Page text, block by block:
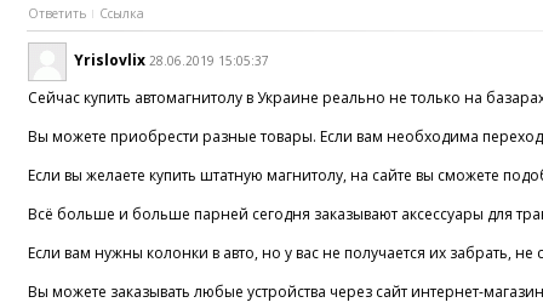
Ответить Ссылка
Yrislovlix 28.06.2019 15:05:37
Сейчас купить автомагнитолу в Украине реально не только на
Вы можете приобрести разные товары. Если вам необходима
Если вы желаете купить штатную магнитолу, на сайте вы сможете
Всё больше и больше парней сегодня заказывают аксессуары для
Если вам нужны колонки в авто, но у вас не получается их забрать,
Вы можете заказывать любые устройства через сайт интернет-